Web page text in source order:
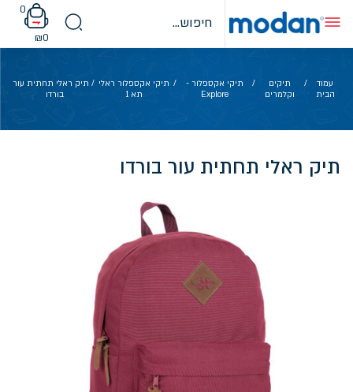
content
0
₪0
עמוד
הבית
/
תיקים
וקלמרים
/
תיקי אקספלור -
Explore
/ תיקי אקספלור ראלי
תא 1
/ תיק ראלי תחתית עור
בורדו
תיק ראלי תחתית עור בורדו